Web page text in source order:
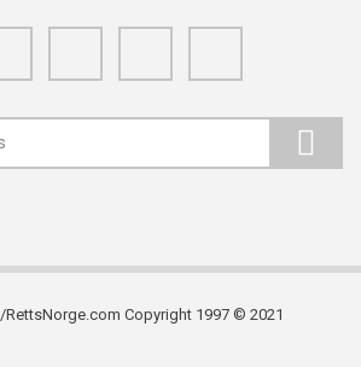
Copyright 1997 © 2021